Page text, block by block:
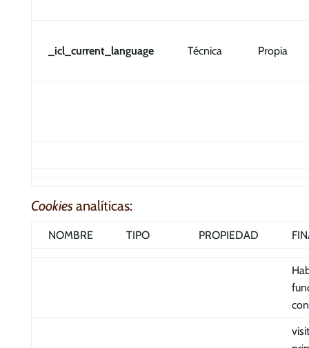
_icl_current_language Técnica Propia
Cookiesanalíticas:
NOMBRE TIPO PROPIEDAD